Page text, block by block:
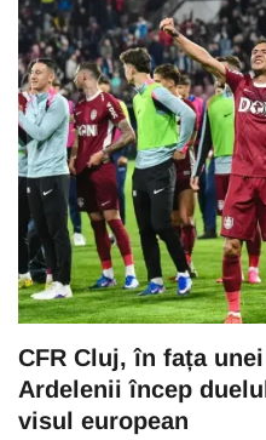
CFR Cluj, în fața
Ardelenii încep
visul european